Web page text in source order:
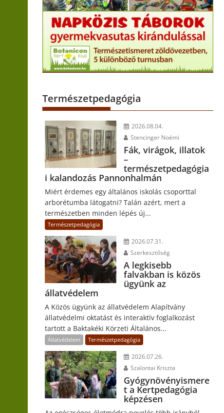
Természetpedagógia
2026.08.04.
Stencinger Noémi
Fák, virágok, illatok
–
természetpedagógia
i kalandozás Pannonhalmán
Miért érdemes egy általános iskolás csoporttal
arborétumba látogatni? Talán azért, mert a
természetben minden lépés új...
Természetpedagógia
2026.07.31.
Szerkesztőség
A legkisebb
falvakban is közös
ügyünk az
állatvédelem
A Közös ügyünk az állatvédelem Alapítvány
állatvédelmi oktatást és interaktív foglalkozást
tartott a Baktakéki Körzeti Általános...
Állatvédelem Természetpedagógia
2026.07.26.
Szalontai Kriszta
Gyógynövényismere
t a Kertpedagógia
képzésen